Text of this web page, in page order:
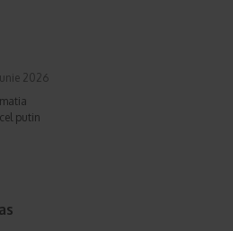
2026
putin